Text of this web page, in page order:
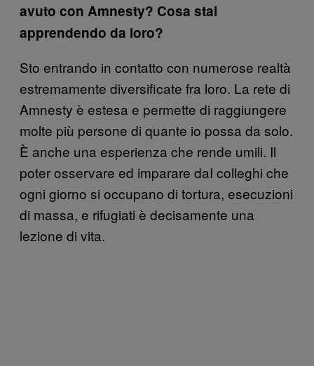
avuto con Amnesty? Cosa stai
apprendendo da loro?
Sto entrando in contatto con numerose realtà
estremamente diversificate fra loro. La rete di
Amnesty è estesa e permette di raggiungere
molte più persone di quante io possa da solo.
È anche una esperienza che rende umili. Il
poter osservare ed imparare daI colleghi che
ogni giorno si occupano di tortura, esecuzioni
di massa, e rifugiati è decisamente una
lezione di vita.